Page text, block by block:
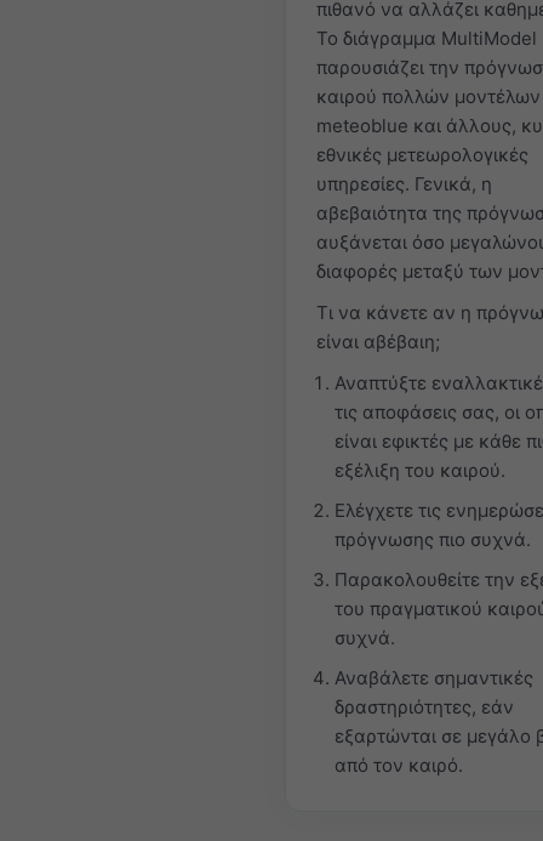
πιθανό να αλλάζει
Το διάγραμμα MultiModel
παρουσιάζει την
καιρού πολλών
meteoblue και άλλους,
εθνικές μετεωρολογικές
υπηρεσίες. Γενικά, η
αβεβαιότητα της
αυξάνεται όσο
διαφορές μεταξύ των
Τι να κάνετε αν η
είναι αβέβαιη;
Αναπτύξτε
τις αποφάσεις σας, οι
είναι εφικτές με κάθε
εξέλιξη του καιρού.
Ελέγχετε τις
πρόγνωσης πιο συχνά.
Παρακολουθείτε την
του πραγματικού
συχνά.
Αναβάλετε σημαντικές
δραστηριότητες, εάν
εξαρτώνται σε μεγάλο
από τον καιρό.